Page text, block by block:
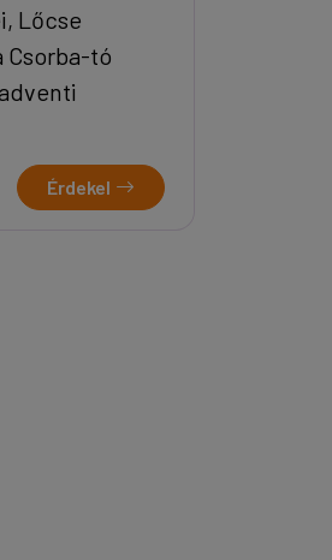
Lőcse
Csorba-tó
Érdekel